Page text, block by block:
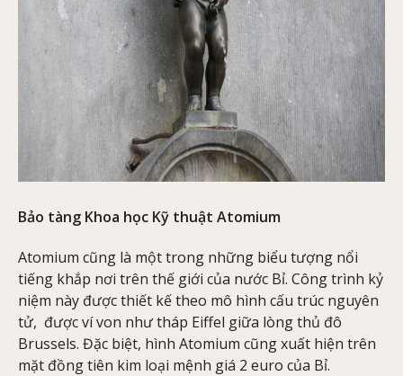
Bảo tàng Khoa học Kỹ thuật Atomium
Atomium cũng là một trong những biểu tượng nổi
tiếng khắp nơi trên thế giới của nước Bỉ. Công trình kỷ
niệm này được thiết kế theo mô hình cấu trúc nguyên
tử, được ví von như tháp Eiffel giữa lòng thủ đô
Brussels. Đặc biệt, hình Atomium cũng xuất hiện trên
mặt đồng tiên kim loại mệnh giá 2 euro của Bỉ.